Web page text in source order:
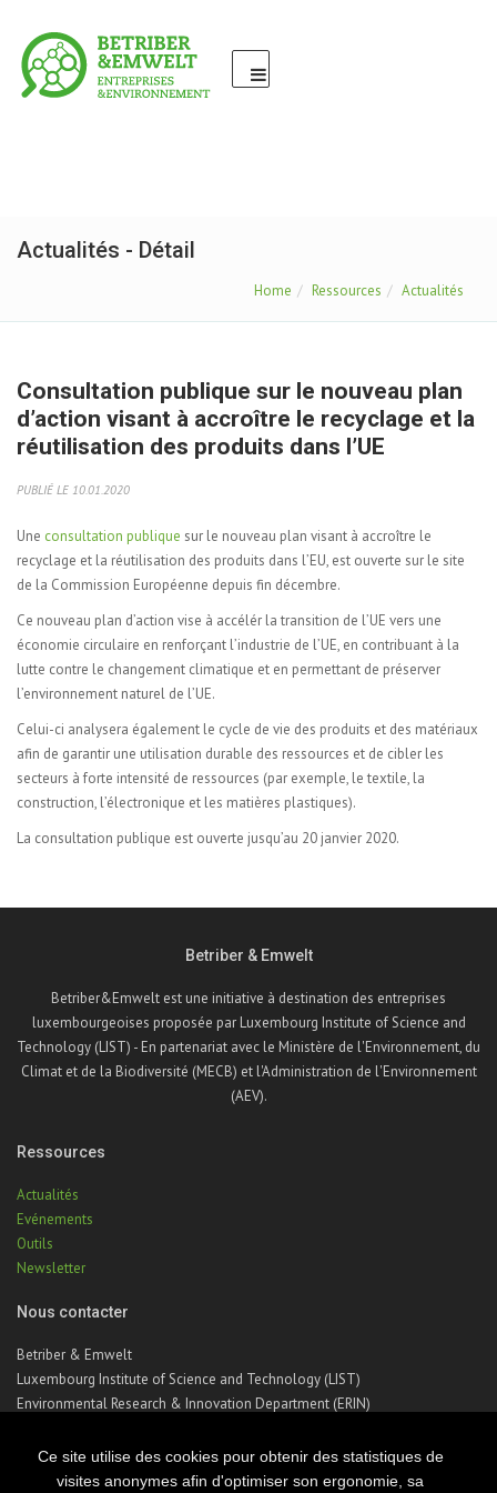
Ce site utilise des cookies pour obtenir des statistiques de
visites anonymes afin d'optimiser son ergonomie, sa
Actualités - Détail
Home Ressources Actualités
Consultation publique sur le nouveau plan
d’action visant à accroître le recyclage et la
réutilisation des produits dans l’UE
PUBLIÉ LE 10.01.2020
Une consultation publique sur le nouveau plan visant à accroître le
recyclage et la réutilisation des produits dans l’EU, est ouverte sur le site
de la Commission Européenne depuis fin décembre.
Ce nouveau plan d’action vise à accélér la transition de l’UE vers une
économie circulaire en renforçant l’industrie de l’UE, en contribuant à la
lutte contre le changement climatique et en permettant de préserver
l’environnement naturel de l’UE.
Celui-ci analysera également le cycle de vie des produits et des matériaux
afin de garantir une utilisation durable des ressources et de cibler les
secteurs à forte intensité de ressources (par exemple, le textile, la
construction, l’électronique et les matières plastiques).
La consultation publique est ouverte jusqu’au 20 janvier 2020.
Betriber & Emwelt
Betriber&Emwelt est une initiative à destination des entreprises
luxembourgeoises proposée par Luxembourg Institute of Science and
Technology (LIST) - En partenariat avec le Ministère de l'Environnement, du
Climat et de la Biodiversité (MECB) et l'Administration de l'Environnement
(AEV).
Ressources
Actualités
Evénements
Outils
Newsletter
Nous contacter
Betriber & Emwelt
Luxembourg Institute of Science and Technology (LIST)
Environmental Research & Innovation Department (ERIN)
Téléphone : +352 275 888 – 1
Email :betriber-emwelt@list.lu